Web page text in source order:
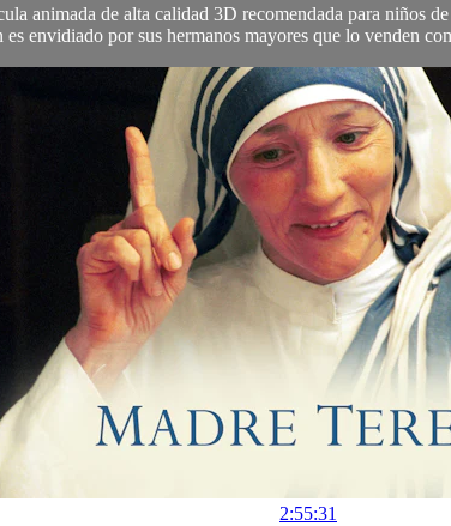
animada de alta calidad 3D recomendada para niños
es envidiado por sus hermanos mayores que lo venden
2:55:31